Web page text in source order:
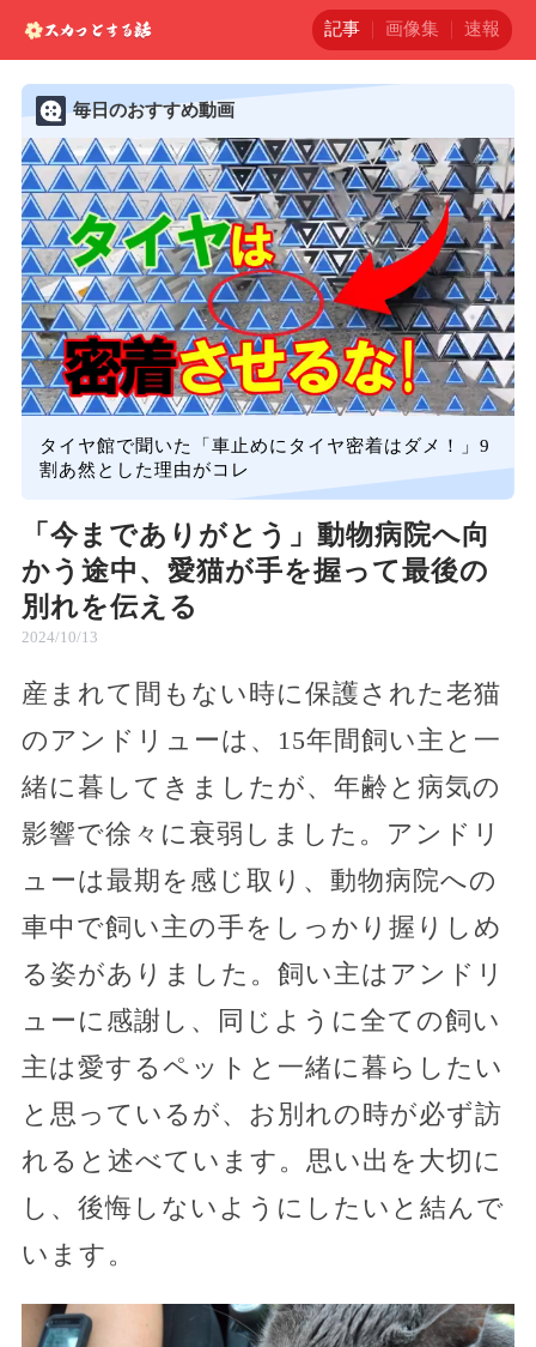
記事 画像集 速報
毎日のおすすめ動画
タイヤ館で聞いた「車止めにタイヤ密着はダメ！」9
割あ然とした理由がコレ
「今までありがとう」動物病院へ向
かう途中、愛猫が手を握って最後の
別れを伝える
2024/10/13
産まれて間もない時に保護された老猫
のアンドリューは、15年間飼い主と一
緒に暮してきましたが、年齢と病気の
影響で徐々に衰弱しました。アンドリ
ューは最期を感じ取り、動物病院への
車中で飼い主の手をしっかり握りしめ
る姿がありました。飼い主はアンドリ
ューに感謝し、同じように全ての飼い
主は愛するペットと一緒に暮らしたい
と思っているが、お別れの時が必ず訪
れると述べています。思い出を大切に
し、後悔しないようにしたいと結んで
います。